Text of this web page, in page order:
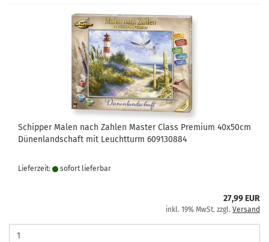
Schipper Malen nach Zahlen Master Class Premium 40x50cm
Dünenlandschaft mit Leuchtturm 609130884
Lieferzeit: sofort lie­fer­bar
27,99 EUR
inkl. 19% MwSt. zzgl. Versand